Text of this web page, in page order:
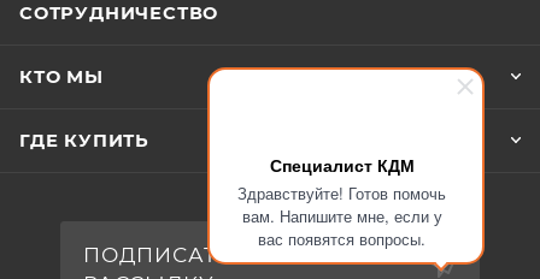
Специалист КДМ
Здравствуйте! Готов помочь
вам. Напишите мне, если у
вас появятся вопросы.
СОТРУДНИЧЕСТВО
КТО МЫ
ГДЕ КУПИТЬ
ПОДПИСАТЬСЯ НА